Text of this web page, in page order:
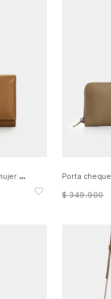
Billetera de cuero para mujer Tessa
$ 349.900